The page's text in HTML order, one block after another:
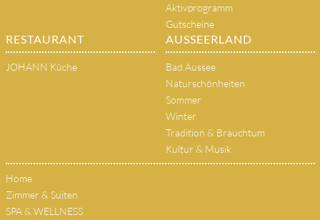
Aktivprogramm
Gutscheine
RESTAURANT
JOHANN Küche
AUSSEERLAND
Bad Aussee
Naturschönheiten
Sommer
Winter
Tradition & Brauchtum
Kultur & Musik
Home
Zimmer & Suiten
SPA & WELLNESS